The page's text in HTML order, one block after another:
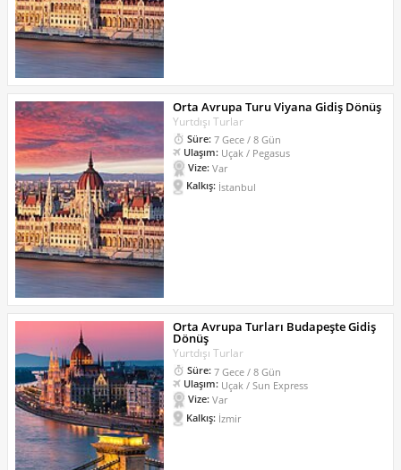
Orta Avrupa Turu Viyana Gidiş Dönüş
Yurtdışı Turlar
Süre: 7 Gece / 8 Gün
Ulaşım: Uçak / Pegasus
Vize: Var
Kalkış: İstanbul
Orta Avrupa Turları Budapeşte Gidiş
Dönüş
Yurtdışı Turlar
Süre: 7 Gece / 8 Gün
Ulaşım: Uçak / Sun Express
Vize: Var
Kalkış: İzmir